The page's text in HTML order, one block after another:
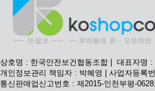
상호명 : 한국안전보건협동조합 | 대표자명 :
개인정보관리 책임자 : 박혜영 | 사업자등록
통신판매업신고번호 : 제2015-인천부평-0628